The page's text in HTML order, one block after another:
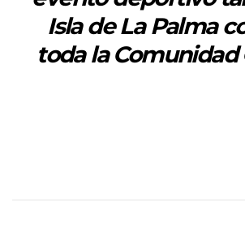
Isla de La Palma
toda la Comunidad